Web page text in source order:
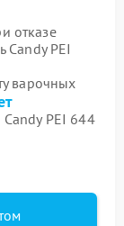
отказе
Candy PEI
варочных
PEI 644